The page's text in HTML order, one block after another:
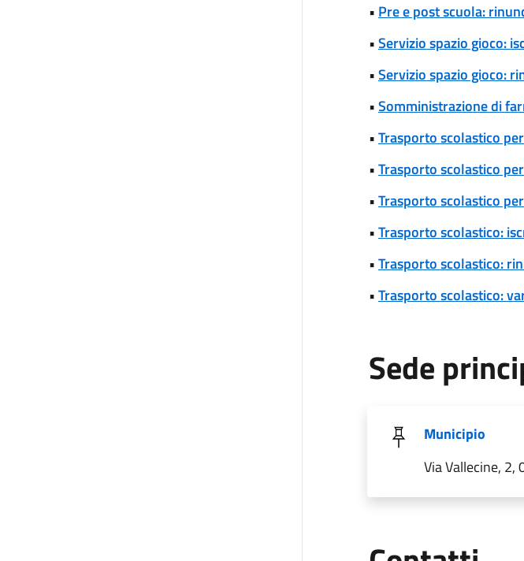
• Pre e post scuola:
•Servizio spazio gioco:
•Servizio spazio gioco:
•Somministrazione di
•Trasporto scolastico
•Trasporto scolastico
•Trasporto scolastico
•Trasporto scolastico:
•Trasporto scolastico:
•Trasporto scolastico:
Sede
Municipio
Via Vallecine, 2,